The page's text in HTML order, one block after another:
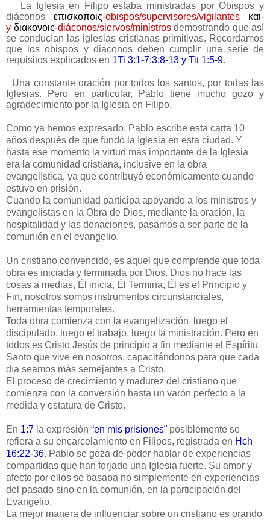
La Iglesia en Filipo estaba ministradas por Obispos y
diáconos επισκοποις-obispos/supervisores/vigilantes και-
y διακονοις-diáconos/siervos/ministros demostrando que así
se conducían las iglesias cristianas primitivas. Recordamos
que los obispos y diáconos deben cumplir una serie de
requisitos explicados en 1Ti 3:1-7;3:8-13 y Tit 1:5-9.
Una constante oración por todos los santos, por todas las
Iglesias. Pero en particular, Pablo tiene mucho gozo y
agradecimiento por la Iglesia en Filipo.
Como ya hemos expresado. Pablo escribe esta carta 10
años después de que fundó la Iglesia en esta ciudad. Y
hasta ese momento la virtud más importante de la Iglesia
era la comunidad cristiana, inclusive en la obra
evangelística, ya que contribuyó económicamente cuando
estuvo en prisión.
Cuando la comunidad participa apoyando a los ministros y
evangelistas en la Obra de Dios, mediante la oración, la
hospitalidad y las donaciones, pasamos a ser parte de la
comunión en el evangelio.
Un cristiano convencido, es aquel que comprende que toda
obra es iniciada y terminada por Dios. Dios no hace las
cosas a medias, Él inicia, Él Termina, Él es el Principio y
Fin, nosotros somos instrumentos circunstanciales,
herramientas temporales.
Toda obra comienza con la evangelización, luego el
discipulado, luego el trabajo, luego la ministración. Pero en
todos es Cristo Jesús de principio a fin mediante el Espíritu
Santo que vive en nosotros, capacitándonos para que cada
día seamos más semejantes a Cristo.
El proceso de crecimiento y madurez del cristiano que
comienza con la conversión hasta un varón perfecto a la
medida y estatura de Cristo.
En 1:7 la expresión “en mis prisiones” posiblemente se
refiera a su encarcelamiento en Filipos, registrada en Hch
16:22-36. Pablo se goza de poder hablar de experiencias
compartidas que han forjado una Iglesia fuerte. Su amor y
afecto por ellos se basaba no simplemente en experiencias
del pasado sino en la comunión, en la participación del
Evangelio.
La mejor manera de influenciar sobre un cristiano es orando